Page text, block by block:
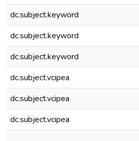
dc.subject.keyword
dc.subject.keyword
dc.subject.keyword
dc.subject.vcipea
dc.subject.vcipea
dc.subject.vcipea